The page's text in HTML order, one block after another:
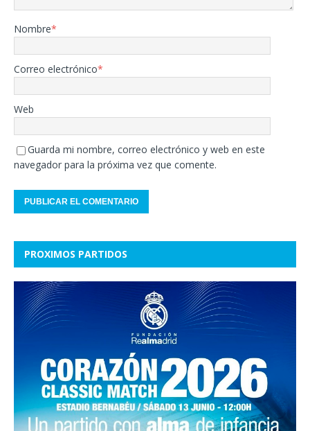
Nombre*
Correo electrónico*
Web
Guarda mi nombre, correo electrónico y web en este
navegador para la próxima vez que comente.
PROXIMOS PARTIDOS